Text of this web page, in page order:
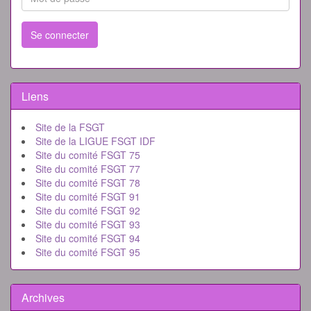
Se connecter
Liens
Site de la FSGT
Site de la LIGUE FSGT IDF
Site du comité FSGT 75
Site du comité FSGT 77
Site du comité FSGT 78
Site du comité FSGT 91
Site du comité FSGT 92
Site du comité FSGT 93
Site du comité FSGT 94
Site du comité FSGT 95
Archives